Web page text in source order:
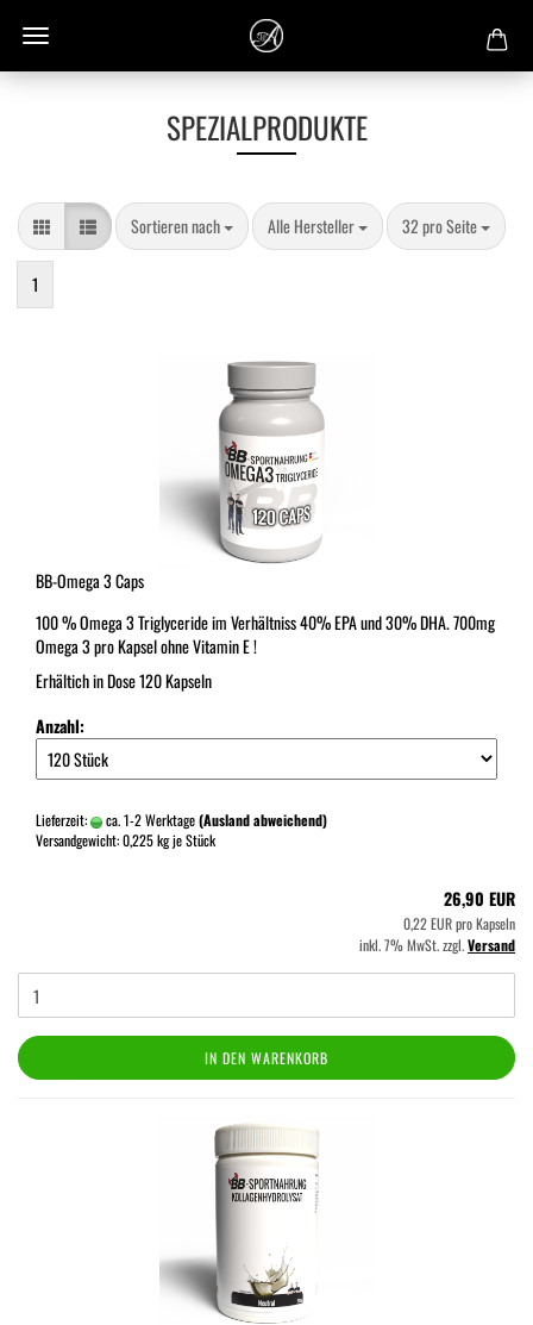
SPEZIALPRODUKTE
Sortieren nach
Sortieren nach Alle Hersteller
pro Seite 32 pro Seite
pro Seite
1
BB-Omega 3 Caps
100 % Omega 3 Triglyceride im Verhältniss 40% EPA und 30% DHA. 700mg
Omega 3 pro Kapsel ohne Vitamin E !
Erhältich in Dose 120 Kapseln
Anzahl:
Lieferzeit: ca. 1-2 Werktage(Ausland abweichend)
Versandgewicht:0,225kg je Stück
26,90 EUR
0,22 EUR pro Kapseln
inkl. 7% MwSt. zzgl.Versand
IN DEN WARENKORB